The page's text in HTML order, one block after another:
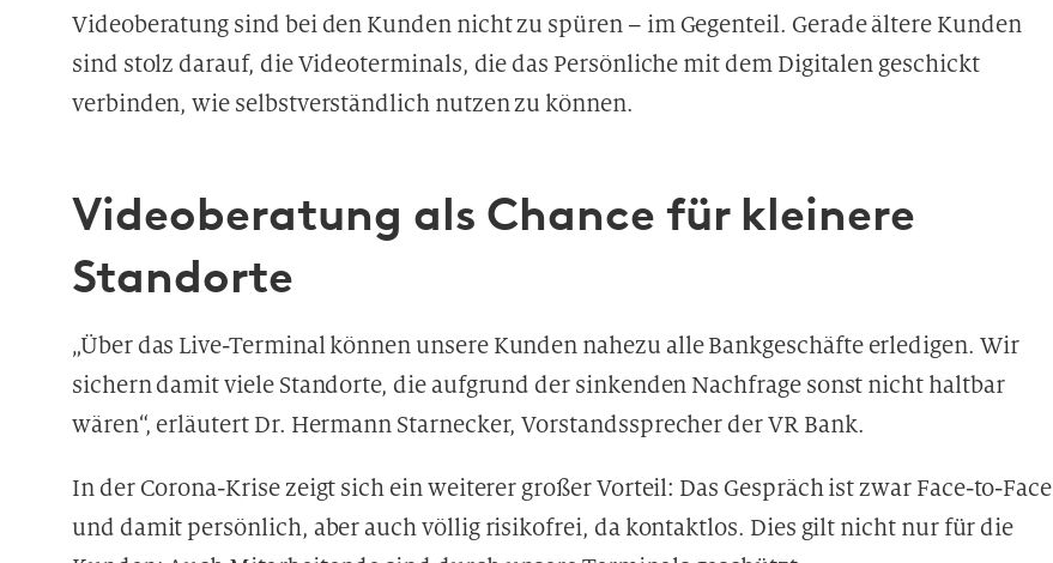
Videoberatung sind bei den Kunden nicht zu spüren – im Gegenteil. Gerade ältere Kunden
sind stolz darauf, die Videoterminals, die das Persönliche mit dem Digitalen geschickt
verbinden, wie selbstverständlich nutzen zu können.
Videoberatung als Chance für kleinere
Standorte
„Über das Live-Terminal können unsere Kunden nahezu alle Bankgeschäfte erledigen. Wir
sichern damit viele Standorte, die aufgrund der sinkenden Nachfrage sonst nicht haltbar
wären“, erläutert Dr. Hermann Starnecker, Vorstandssprecher der VR Bank.
In der Corona-Krise zeigt sich ein weiterer großer Vorteil: Das Gespräch ist zwar Face-to-Face
und damit persönlich, aber auch völlig risikofrei, da kontaktlos. Dies gilt nicht nur für die